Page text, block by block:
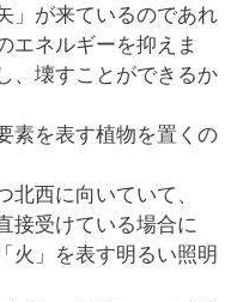
」が来ているのであれ
エネルギーを抑えま
、壊すことができるか
素を表す植物を置くの
北西に向いていて、
接受けている場合に
火」を表す明るい照明